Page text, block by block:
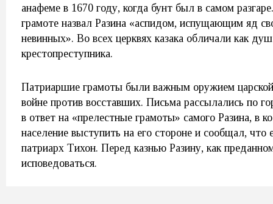
анафеме в 1670 году, когда бунт был в самом
грамоте назвал Разина «аспидом, испущающим яд
невинных». Во всех церквях казака обличали как
крестопреступника.
Патриаршие грамоты были важным оружием царской
войне против восставших. Письма рассылались по
в ответ на «прелестные грамоты» самого Разина, в
население выступить на его стороне и сообщал,
патриарх Тихон. Перед казнью Разину, как
исповедоваться.